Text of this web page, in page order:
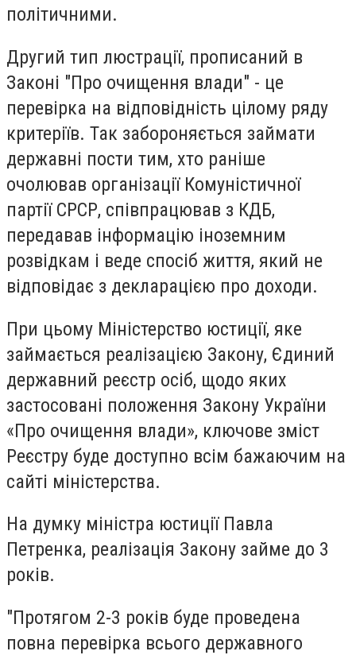
політичними.
Другий тип люстрації, прописаний в
Законі "Про очищення влади" - це
перевірка на відповідність цілому ряду
критеріїв. Так забороняється займати
державні пости тим, хто раніше
очолював організації Комуністичної
партії СРСР, співпрацював з КДБ,
передавав інформацію іноземним
розвідкам і веде спосіб життя, який не
відповідає з декларацією про доходи.
При цьому Міністерство юстиції, яке
займається реалізацією Закону, Єдиний
державний реєстр осіб, щодо яких
застосовані положення Закону України
«Про очищення влади», ключове зміст
Реєстру буде доступно всім бажаючим на
сайті міністерства.
На думку міністра юстиції Павла
Петренка, реалізація Закону займе до 3
років.
"Протягом 2-3 років буде проведена
повна перевірка всього державного